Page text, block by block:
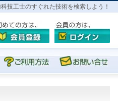
技工士のすぐれた技術を検索しよう！